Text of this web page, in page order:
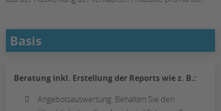
Basis
Beratung inkl. Erstellung der Reports wie z. B.:
Angebotsauswertung: Behalten Sie den